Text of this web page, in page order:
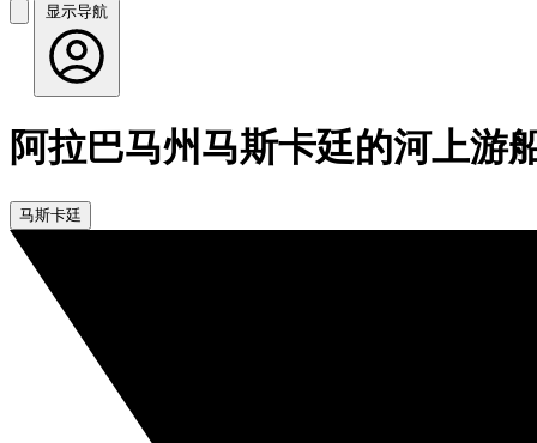
显示导航
阿拉巴马州马斯卡廷的河上游
马斯卡廷